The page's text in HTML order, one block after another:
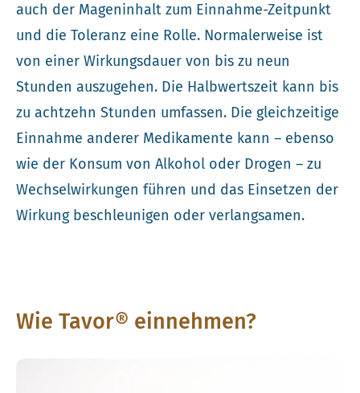
auch der Mageninhalt zum Einnahme-Zeitpunkt
und die Toleranz eine Rolle. Normalerweise ist
von einer Wirkungsdauer von bis zu neun
Stunden auszugehen. Die Halbwertszeit kann bis
zu achtzehn Stunden umfassen. Die gleichzeitige
Einnahme anderer Medikamente kann – ebenso
wie der Konsum von Alkohol oder Drogen – zu
Wechselwirkungen führen und das Einsetzen der
Wirkung beschleunigen oder verlangsamen.
Wie Tavor® einnehmen?